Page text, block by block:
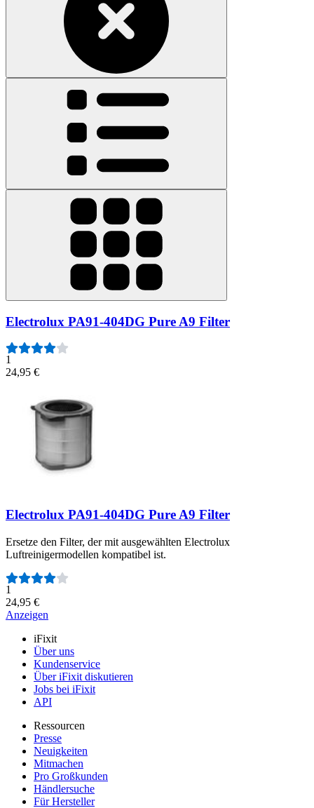
Electrolux PA91-404DG Pure A9 Filter
1
24,95 €
Electrolux PA91-404DG Pure A9 Filter
Ersetze den Filter, der mit ausgewählten Electrolux
Luftreinigermodellen kompatibel ist.
Anzahl der Bewertungen:
1
24,95 €
Anzeigen
iFixit
Über uns
Kundenservice
Über iFixit diskutieren
Jobs bei iFixit
API
Ressourcen
Presse
Neuigkeiten
Mitmachen
Pro Großkunden
Händlersuche
Für Hersteller